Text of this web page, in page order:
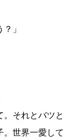
」
それとバツと
。世界一愛して